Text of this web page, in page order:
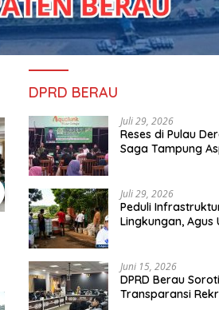
Reses di Pulau Derawan, H.
Saga Tampung Aspirasi Warga
Sikapi Efisiensi Anggaran
DPRD BERAU
Juli 29, 2026
Reses di Pulau
Saga Tampung
Juli 29, 2026
Peduli
Lingkungan, Agus
Juni 15, 2026
DPRD Berau Soroti
Transparansi